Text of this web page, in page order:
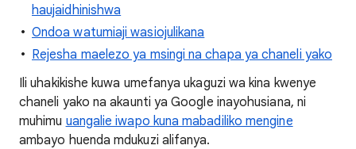
haujaidhinishwa
Ondoa watumiaji wasiojulikana
Rejesha maelezo ya msingi na chapa ya chaneli yako
Ili uhakikishe kuwa umefanya ukaguzi wa kina kwenye
chaneli yako na akaunti ya Google inayohusiana, ni
muhimu uangalie iwapo kuna mabadiliko mengine
ambayo huenda mdukuzi alifanya.